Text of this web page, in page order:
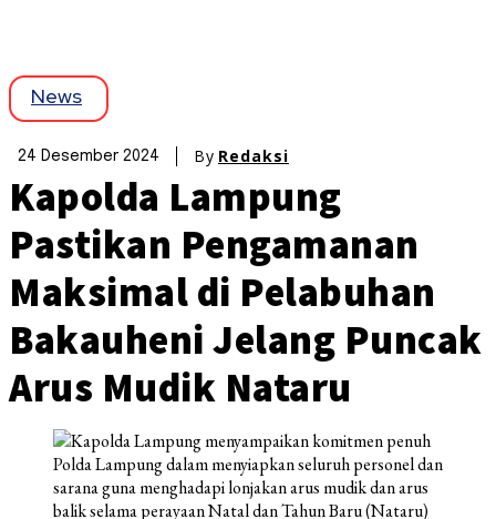
News
24 Desember 2024 By Redaksi
Kapolda Lampung
Pastikan Pengamanan
Maksimal di Pelabuhan
Bakauheni Jelang Puncak
Arus Mudik Nataru